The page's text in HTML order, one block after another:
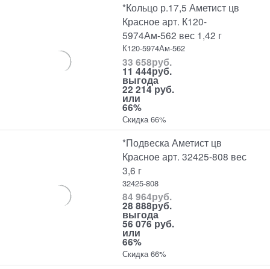
*Кольцо р.17,5 Аметист цв
Красное арт. К120-
5974Ам-562 вес 1,42 г
К120-5974Ам-562
33 658руб.
11 444руб.
выгода
22 214 руб.
или
66%
Скидка 66%
*Подвеска Аметист цв
Красное арт. 32425-808 вес
3,6 г
32425-808
84 964руб.
28 888руб.
выгода
56 076 руб.
или
66%
Скидка 66%